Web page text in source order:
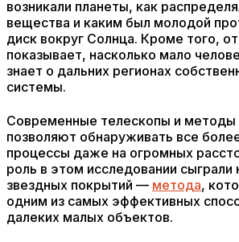
возникали планеты, как
вещества и каким был молодой
диск вокруг Солнца. Кроме того,
показывает, насколько мало
знает о дальних регионах
системы.
Современные телескопы и методы
позволяют обнаруживать все
процессы даже на огромных
роль в этом исследовании
звездных покрытий — метода,
одним из самых эффективных
далеких малых объектов.